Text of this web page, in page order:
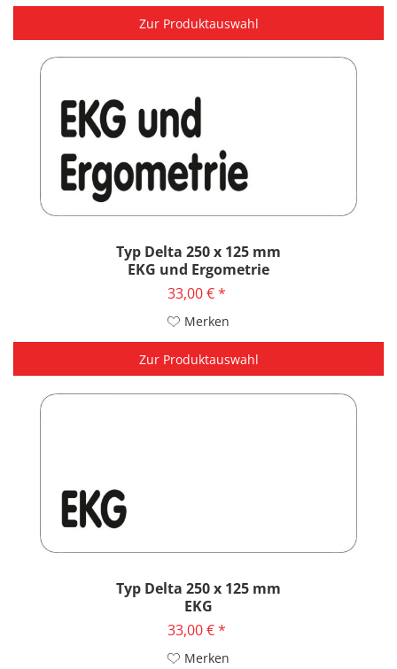
Zur Produktauswahl
Typ Delta 250 x 125 mm
EKG und Ergometrie
33,00 € *
Merken
Zur Produktauswahl
Typ Delta 250 x 125 mm
EKG
33,00 € *
Merken